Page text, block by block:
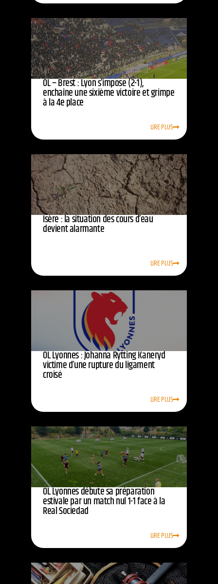
OL – Brest : Lyon s’impose (2-1),
enchaîne une sixième victoire et grimpe
à la 4e place
LIRE PLUS
Isère : la situation des cours d’eau
devient alarmante
LIRE PLUS
OL Lyonnes : Johanna Rytting Kaneryd
victime d’une rupture du ligament
croisé
LIRE PLUS
OL Lyonnes débute sa préparation
estivale par un match nul 1-1 face à la
Real Sociedad
LIRE PLUS